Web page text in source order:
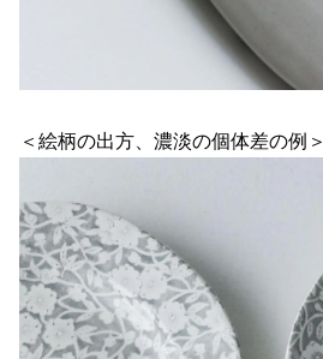
＜絵柄の出方、濃淡の個体差の例＞